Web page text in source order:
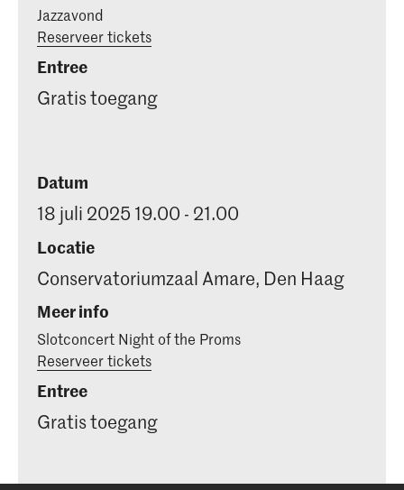
Jazzavond
Reserveer tickets
Entree
Gratis toegang
Datum
18 juli 2025 19.00 - 21.00
Locatie
Conservatoriumzaal Amare, Den Haag
Meer info
Slotconcert Night of the Proms
Reserveer tickets
Entree
Gratis toegang